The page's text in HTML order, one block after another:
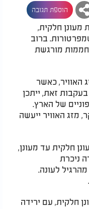
הוספת תגובה
מעונן חלקית,
ברוב
מורגשת
האוויר, כאשר
בעקבות זאת, ייתכן
של הארץ.
מזג האוויר ייעשה
חלקית עד מעונן,
ניכרת
לעונה.
חלקית, עם ירידה